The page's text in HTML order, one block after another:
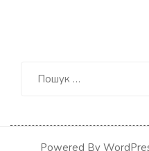
Powered By